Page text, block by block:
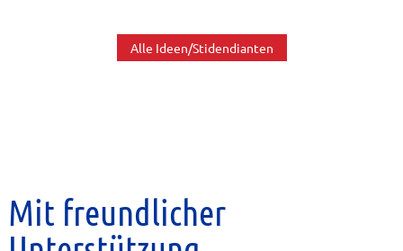
Alle Ideen/Stidendianten
Mit freundlicher